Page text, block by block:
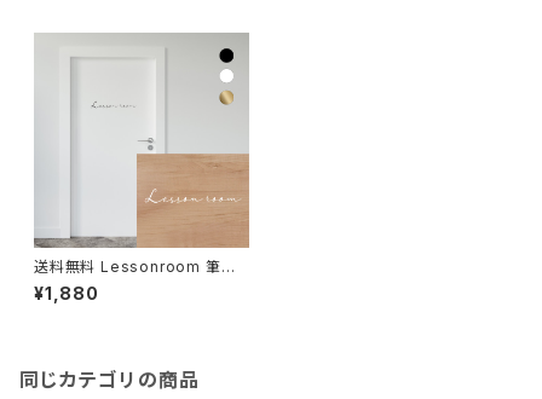
送料無料 Lessonroom 筆記
体のおしゃれなレッスンルーム
ステッカー sticker ドアサイン
¥1,880
同じカテゴリの商品